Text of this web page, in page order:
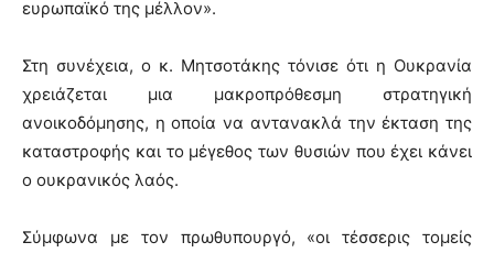
ευρωπαϊκό της μέλλον».
Στη συνέχεια, ο κ. Μητσοτάκης τόνισε ότι η Ουκρανία
χρειάζεται μια μακροπρόθεσμη στρατηγική
ανοικοδόμησης, η οποία να αντανακλά την έκταση της
καταστροφής και το μέγεθος των θυσιών που έχει κάνει
ο ουκρανικός λαός.
Σύμφωνα με τον πρωθυπουργό, «οι τέσσερις τομείς